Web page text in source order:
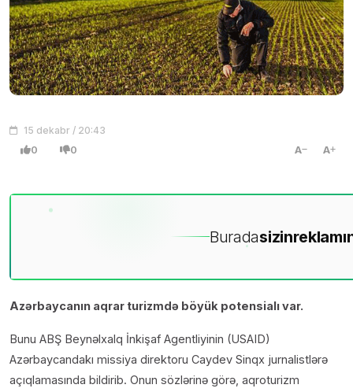
15 dekabr / 20:43
0 0 A A
Buradasizin
Azərbaycanın aqrar turizmdə böyük potensialı var.
Bunu ABŞ Beynəlxalq İnkişaf Agentliyinin (USAID)
Azərbaycandakı missiya direktoru Caydev Sinqx jurnalistlərə
açıqlamasında bildirib. Onun sözlərinə görə, aqroturizm